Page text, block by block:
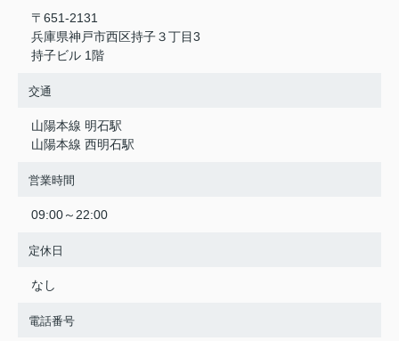
〒651-2131
兵庫県神戸市西区持子３丁目3
持子ビル 1階
交通
山陽本線 明石駅
山陽本線 西明石駅
営業時間
09:00～22:00
定休日
なし
電話番号